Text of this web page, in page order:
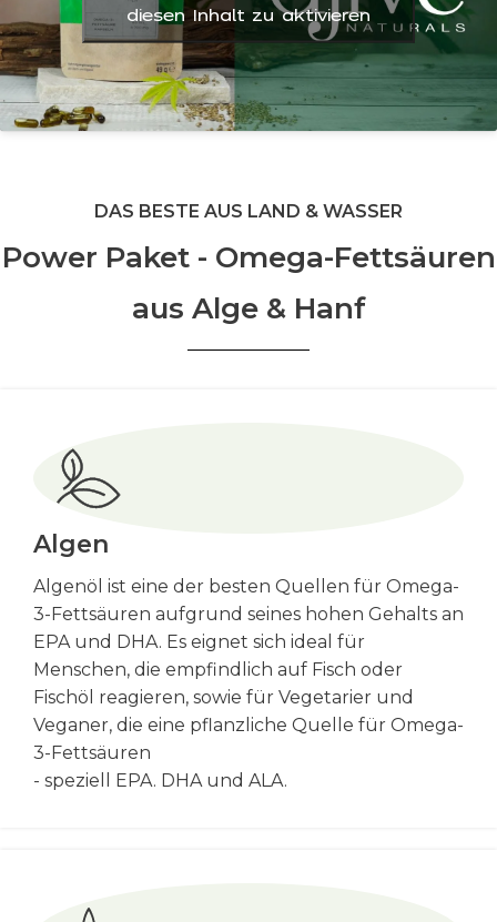
diesen Inhalt zu aktivieren
DAS BESTE AUS LAND & WASSER
Power Paket - Omega-Fettsäuren
aus Alge & Hanf
Algen
Algenöl ist eine der besten Quellen für Omega-
3-Fettsäuren aufgrund seines hohen Gehalts an
EPA und DHA. Es eignet sich ideal für
Menschen, die empfindlich auf Fisch oder
Fischöl reagieren, sowie für Vegetarier und
Veganer, die eine pflanzliche Quelle für Omega-
3-Fettsäuren
- speziell EPA. DHA und ALA.